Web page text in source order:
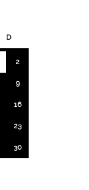
D
2
9
16
23
30